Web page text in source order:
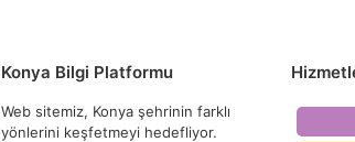
Konya Bilgi Platformu
Web sitemiz, Konya şehrinin farklı
yönlerini keşfetmeyi hedefliyor.